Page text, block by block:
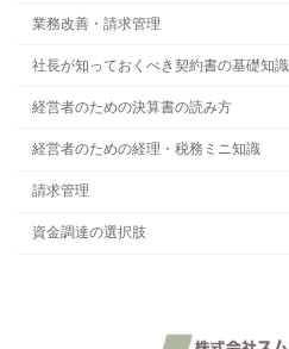
業務改善・請求管理
社長が知っておくべき契約書の基礎知識
経営者のための決算書の読み方
経営者のための経理・税務ミニ知識
請求管理
資金調達の選択肢